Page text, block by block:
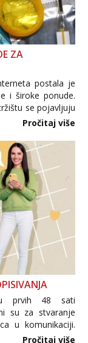
ZA
postala je
i široke ponude.
se pojavljuju
internetske
Pročitaj više
prvih 48 sati
su za stvaranje
u komunikaciji.
ili intimnih
Pročitaj više